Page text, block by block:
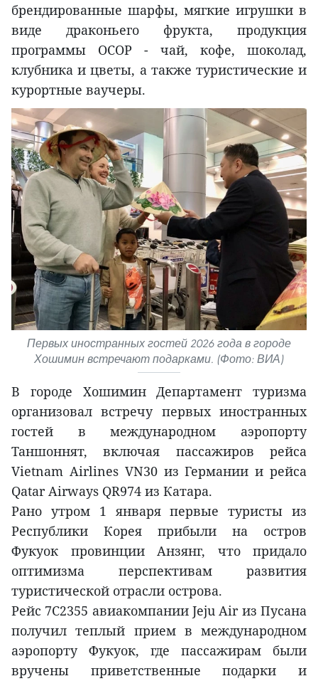
брендированные шарфы, мягкие игрушки в
виде драконьего фрукта, продукция
программы OCOP - чай, кофе, шоколад,
клубника и цветы, а также туристические и
курортные ваучеры.
Первых иностранных гостей 2026 года в городе
Хошимин встречают подарками. (Фото: ВИА)
В городе Хошимин Департамент туризма
организовал встречу первых иностранных
гостей в международном аэропорту
Таншоннят, включая пассажиров рейса
Vietnam Airlines VN30 из Германии и рейса
Qatar Airways QR974 из Катара.
Рано утром 1 января первые туристы из
Республики Корея прибыли на остров
Фукуок провинции Анзянг, что придало
оптимизма перспективам развития
туристической отрасли острова.
Рейс 7C2355 авиакомпании Jeju Air из Пусана
получил теплый прием в международном
аэропорту Фукуок, где пассажирам были
вручены приветственные подарки и